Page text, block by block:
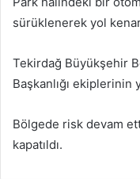
sürüklenerek yol
Tekirdağ Büyükşehir
Başkanlığı ekiplerinin
Bölgede risk devam
kapatıldı.